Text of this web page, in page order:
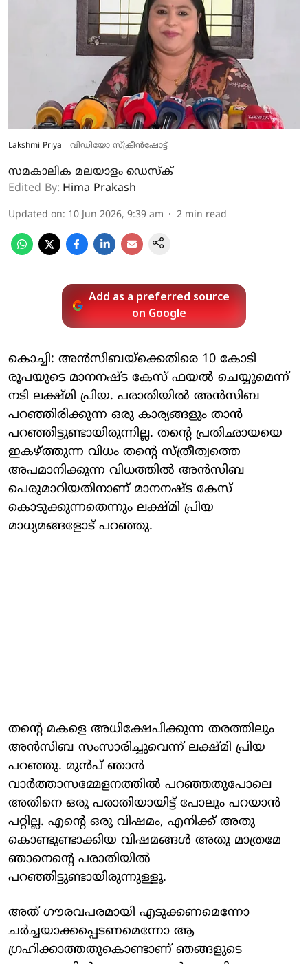
Lakshmi Priya വിഡിയോ സ്ക്രീൻഷോട്ട്
സമകാലിക മലയാളം ഡെസ്ക്
Edited By: Hima Prakash
Updated on: 10 Jun 2026, 9:39 am 2 min read
Add as a preferred source
on Google
കൊച്ചി: അൻസിബയ്ക്കെതിരെ 10 കോടി
രൂപയുടെ മാനനഷ്ട കേസ് ഫയൽ ചെയ്യുമെന്ന്
നടി ലക്ഷ്മി പ്രിയ. പരാതിയിൽ അൻസിബ
പറഞ്ഞിരിക്കുന്ന ഒരു കാര്യങ്ങളും താൻ
പറഞ്ഞിട്ടുണ്ടായിരുന്നില്ല. തന്റെ പ്രതിഛായയെ
ഇകഴ്ത്തുന്ന വിധം തന്റെ സ്ത്രീത്വത്തെ
അപമാനിക്കുന്ന വിധത്തിൽ അൻസിബ
പെരുമാറിയതിനാണ് മാനനഷ്ട കേസ്
കൊടുക്കുന്നതെന്നും ലക്ഷ്മി പ്രിയ
മാധ്യമങ്ങളോട് പറഞ്ഞു.
തന്റെ മകളെ അധിക്ഷേപിക്കുന്ന തരത്തിലും
അൻസിബ സംസാരിച്ചുവെന്ന് ലക്ഷ്മി പ്രിയ
പറഞ്ഞു. മുൻപ് ഞാൻ
വാർത്താസമ്മേളനത്തിൽ പറഞ്ഞതുപോലെ
അതിനെ ഒരു പരാതിയായിട്ട് പോലും പറയാൻ
പറ്റില്ല. എന്റെ ഒരു വിഷമം, എനിക്ക് അതു
കൊണ്ടുണ്ടാക്കിയ വിഷമങ്ങൾ അതു മാത്രമേ
ഞാനെന്റെ പരാതിയിൽ
പറഞ്ഞിട്ടുണ്ടായിരുന്നുള്ളൂ.
അത് ​ഗൗരവപരമായി എടുക്കണമെന്നോ
ചർച്ചയാക്കപ്പെടണമെന്നോ ആ​
ഗ്രഹിക്കാത്തതുകൊണ്ടാണ് ഞങ്ങളുടെ